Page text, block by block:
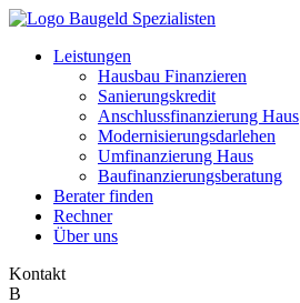
Leistungen
Hausbau Finanzieren
Sanierungskredit
Anschlussfinanzierung Haus
Modernisierungsdarlehen
Umfinanzierung Haus
Baufinanzierungsberatung
Berater finden
Rechner
Über uns
Kontakt
B